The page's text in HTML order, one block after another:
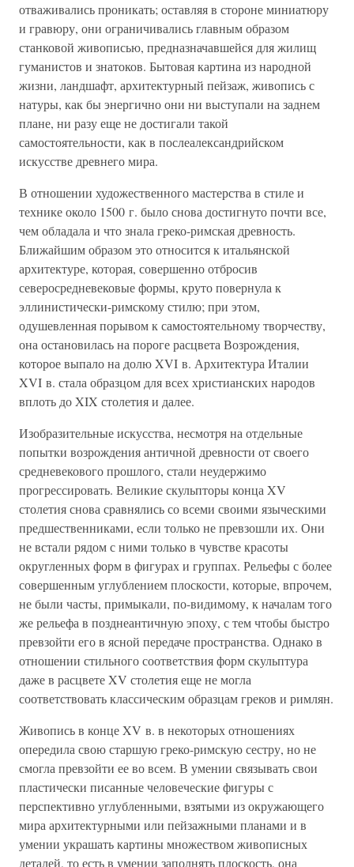
отваживались проникать; оставляя в стороне миниатюру
и гравюру, они ограничивались главным образом
станковой живописью, предназначавшейся для жилищ
гуманистов и знатоков. Бытовая картина из народной
жизни, ландшафт, архитектурный пейзаж, живопись с
натуры, как бы энергично они ни выступали на заднем
плане, ни разу еще не достигали такой
самостоятельности, как в послеалександрийском
искусстве древнего мира.
В отношении художественного мастерства в стиле и
технике около 1500 г. было снова достигнуто почти все,
чем обладала и что знала греко-римская древность.
Ближайшим образом это относится к итальянской
архитектуре, которая, совершенно отбросив
северосредневековые формы, круто повернула к
эллинистически-римскому стилю; при этом,
одушевленная порывом к самостоятельному творчеству,
она остановилась на пороге расцвета Возрождения,
которое выпало на долю XVI в. Архитектура Италии
XVI в. стала образцом для всех христианских народов
вплоть до XIX столетия и далее.
Изобразительные искусства, несмотря на отдельные
попытки возрождения античной древности от своего
средневекового прошлого, стали неудержимо
прогрессировать. Великие скульпторы конца XV
столетия снова сравнялись со всеми своими языческими
предшественниками, если только не превзошли их. Они
не встали рядом с ними только в чувстве красоты
округленных форм в фигурах и группах. Рельефы с более
совершенным углублением плоскости, которые, впрочем,
не были часты, примыкали, по-видимому, к началам того
же рельефа в позднеантичную эпоху, с тем чтобы быстро
превзойти его в ясной передаче пространства. Однако в
отношении стильного соответствия форм скульптура
даже в расцвете XV столетия еще не могла
соответствовать классическим образцам греков и римлян.
Живопись в конце XV в. в некоторых отношениях
опередила свою старшую греко-римскую сестру, но не
смогла превзойти ее во всем. В умении связывать свои
пластически писанные человеческие фигуры с
перспективно углубленными, взятыми из окружающего
мира архитектурными или пейзажными планами и в
умении украшать картины множеством живописных
деталей, то есть в умении заполнять плоскость, она